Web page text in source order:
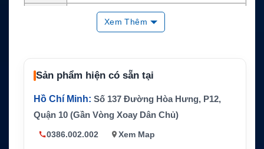
Inmarsat FX-100 Premium Flexible
cam kết
3072/3072 kbps
gói
CAR
Xem Thêm
Sản phẩm hiện có sẵn tại
Hồ Chí Minh: Số 137 Đường Hòa Hưng, P12,
Quận 10 (Gần Vòng Xoay Dân Chủ)
0386.002.002 Xem Map